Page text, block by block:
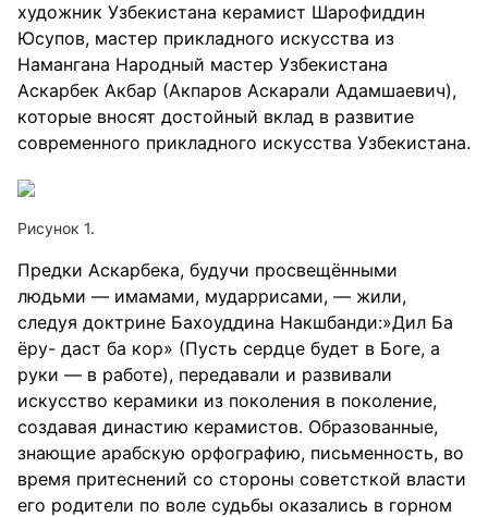
художник Узбекистана керамист Шарофиддин
Юсупов, мастер прикладного искусства из
Намангана Народный мастер Узбекистана
Аскарбек Акбар (Акпаров Аскарали Адамшаевич),
которые вносят достойный вклад в развитие
современного прикладного искусства Узбекистана.
Рисунок 1.
Предки Аскарбека, будучи просвещёнными
людьми — имамами, мударрисами, — жили,
следуя доктрине Бахоуддина Накшбанди:»Дил Ба
ёру- даст ба кор» (Пусть сердце будет в Боге, а
руки — в работе), передавали и развивали
искусство керамики из поколения в поколение,
создавая династию керамистов. Образованные,
знающие арабскую орфографию, письменность, во
время притеснений со стороны советсткой власти
его родители по воле судьбы оказались в горном